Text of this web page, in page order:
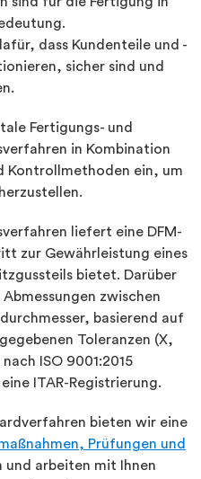
dass Kundenteile und -
sicher sind und
Fertigungs- und
in Kombination
Kontrollmethoden ein, um
liefert eine DFM-
zur Gewährleistung eines
bietet. Darüber
zwischen
basierend auf
Toleranzen (X,
ISO 9001:2015
ITAR-Registrierung.
bieten wir eine
Prüfungen und
und arbeiten mit Ihnen